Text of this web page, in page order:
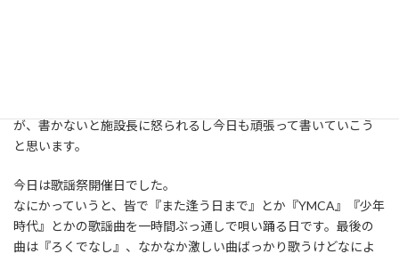
が、書かないと施設長に怒られるし今日も頑張って書いていこう
と思います。
今日は歌謡祭開催日でした。
なにかっていうと、皆で『また逢う日まで』とか『YMCA』『少年
時代』とかの歌謡曲を一時間ぶっ通しで唄い踊る日です。最後の
曲は『ろくでなし』、なかなか激しい曲ばっかり歌うけどなによ